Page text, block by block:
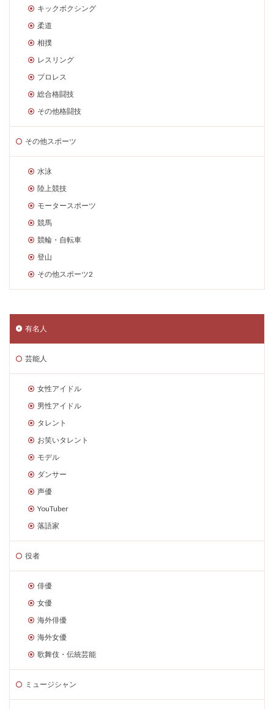
キックボクシング
柔道
相撲
レスリング
プロレス
総合格闘技
その他格闘技
その他スポーツ
水泳
陸上競技
モータースポーツ
競馬
競輪・自転車
登山
その他スポーツ2
有名人
芸能人
女性アイドル
男性アイドル
タレント
お笑いタレント
モデル
ダンサー
声優
YouTuber
落語家
役者
俳優
女優
海外俳優
海外女優
歌舞伎・伝統芸能
ミュージシャン